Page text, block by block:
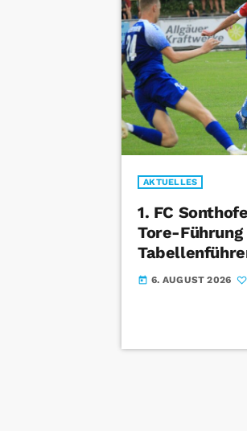
AKTUELLES
1. FC
Tore-Führung
today 6. AUGUST 2026